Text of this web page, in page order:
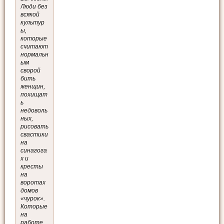
Люди без
всякой
культур
ы,
которые
считают
нормальн
ым
сворой
бить
женщин,
похищат
ь
недоволь
ных,
рисовать
свастики
на
синагога
х и
кресты
на
воротах
домов
«чурок».
Которые
на
работе